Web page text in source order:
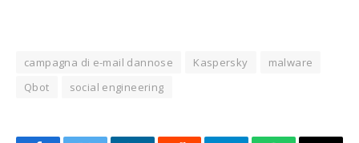
campagna di e-mail dannose Kaspersky
malware
Qbot
social engineering